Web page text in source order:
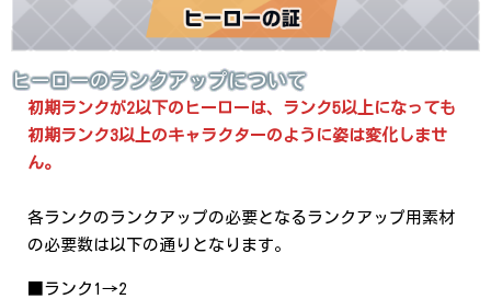
ヒーローのランクアップについて
初期ランクが2以下のヒーローは、ランク5以上になっても
初期ランク3以上のキャラクターのように姿は変化しませ
ん。
各ランクのランクアップの必要となるランクアップ用素材
の必要数は以下の通りとなります。
■ランク1→2